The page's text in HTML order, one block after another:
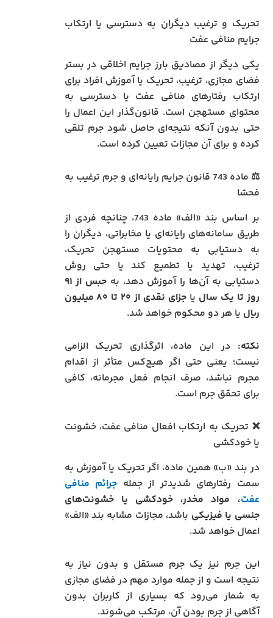
تحریک و ترغیب دیگران به دسترسی یا ارتکاب
جرایم منافی عفت
یکی دیگر از مصادیق بارز جرایم اخلاقی در بستر
فضای مجازی، ترغیب، تحریک یا آموزش افراد برای
ارتکاب رفتارهای منافی عفت یا دسترسی به
محتوای مستهجن است. قانون‌گذار این اعمال را
حتی بدون آنکه نتیجه‌ای حاصل شود جرم تلقی
کرده و برای آن مجازات تعیین کرده است.
⚖️ ماده 743 قانون جرایم رایانه‌ای و جرم ترغیب به
فحشا
بر اساس بند «الف» ماده 743، چنانچه فردی از
طریق سامانه‌های رایانه‌ای یا مخابراتی، دیگران را
به دستیابی به محتویات مستهجن تحریک،
ترغیب، تهدید یا تطمیع کند یا حتی روش
دستیابی به آن‌ها را آموزش دهد، به
حبس از ۹۱
روز تا یک سال یا
جزای نقدی از ۲۰ تا ۸۰ میلیون
ریال یا هر دو محکوم خواهد شد.
نکته: در این ماده، اثرگذاری تحریک الزامی
نیست؛ یعنی حتی اگر هیچ‌کس متأثر از اقدام
مجرم نباشد، صرف انجام فعل مجرمانه، کافی
برای تحقق جرم است.
❌ تحریک به ارتکاب افعال منافی عفت، خشونت
یا خودکشی
در بند «ب» همین ماده، اگر تحریک یا آموزش به
سمت رفتارهای شدیدتر از جمله جرائم منافی
عفت، مواد مخدر، خودکشی یا خشونت‌های
جنسی یا فیزیکی باشد، مجازات مشابه بند «الف»
اعمال خواهد شد.
این جرم نیز یک جرم مستقل و بدون نیاز به
نتیجه است و از جمله موارد مهم در فضای مجازی
به شمار می‌رود که بسیاری از کاربران بدون
آگاهی از جرم بودن آن، مرتکب می‌شوند.